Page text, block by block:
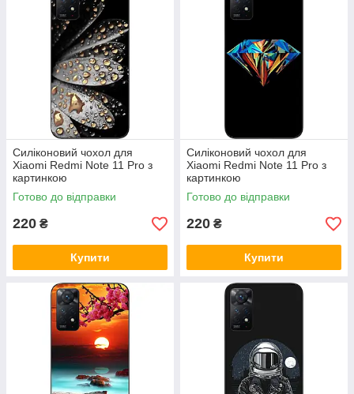
Силіконовий чохол для
Xiaomi Redmi Note 11 Pro з
картинкою
Готово до відправки
220 ₴
Купити
Силіконовий чохол для
Xiaomi Redmi Note 11 Pro з
картинкою
Готово до відправки
220 ₴
Купити